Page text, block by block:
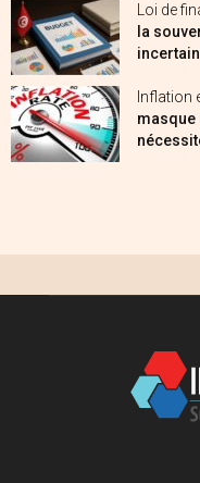
Loi de
la
incertain
Inflation
masque